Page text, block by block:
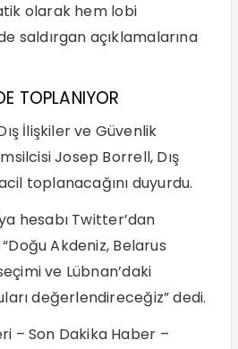
olarak hem lobi
saldırgan açıklamalarına
TOPLANIYOR
İlişkiler ve Güvenlik
Josep Borrell, Dış
toplanacağını duyurdu.
hesabı Twitter’dan
Akdeniz, Belarus
ve Lübnan’daki
değerlendireceğiz” dedi.
– Son Dakika Haber –